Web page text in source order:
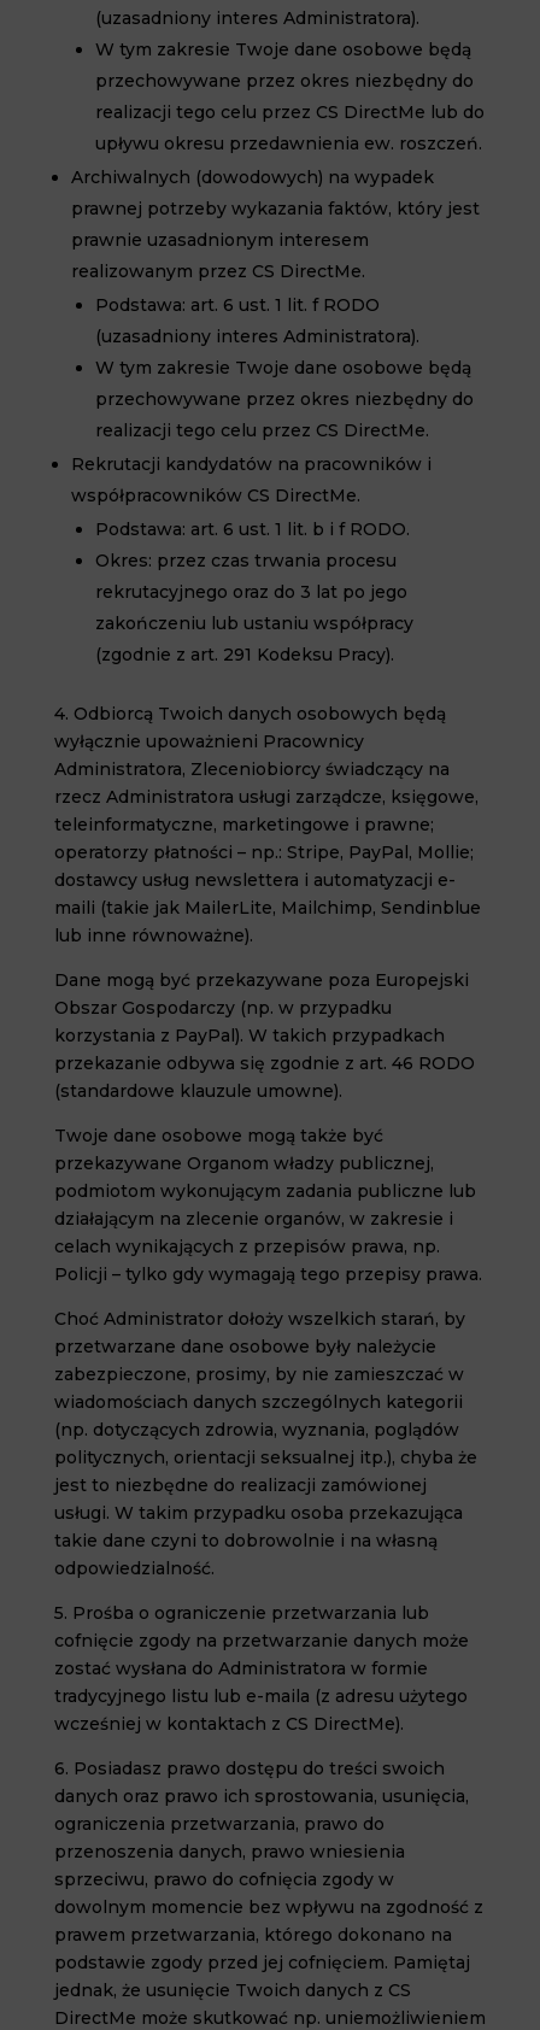
(uzasadniony interes Administratora).
W tym zakresie Twoje dane osobowe będą
przechowywane przez okres niezbędny do
realizacji tego celu przez CS DirectMe lub do
upływu okresu przedawnienia ew. roszczeń.
Archiwalnych (dowodowych) na wypadek
prawnej potrzeby wykazania faktów, który jest
prawnie uzasadnionym interesem
realizowanym przez CS DirectMe.
Podstawa: art. 6 ust. 1 lit. f RODO
(uzasadniony interes Administratora).
W tym zakresie Twoje dane osobowe będą
przechowywane przez okres niezbędny do
realizacji tego celu przez CS DirectMe.
Rekrutacji kandydatów na pracowników i
współpracowników CS DirectMe.
Podstawa: art. 6 ust. 1 lit. b i f RODO.
Okres: przez czas trwania procesu
rekrutacyjnego oraz do 3 lat po jego
zakończeniu lub ustaniu współpracy
(zgodnie z art. 291 Kodeksu Pracy).
4. Odbiorcą Twoich danych osobowych będą
wyłącznie upoważnieni Pracownicy
Administratora, Zleceniobiorcy świadczący na
rzecz Administratora usługi zarządcze, księgowe,
teleinformatyczne, marketingowe i prawne;
operatorzy płatności – np.: Stripe, PayPal, Mollie;
dostawcy usług newslettera i automatyzacji e-
maili (takie jak MailerLite, Mailchimp, Sendinblue
lub inne równoważne).
Dane mogą być przekazywane poza Europejski
Obszar Gospodarczy (np. w przypadku
korzystania z PayPal). W takich przypadkach
przekazanie odbywa się zgodnie z art. 46 RODO
(standardowe klauzule umowne).
Twoje dane osobowe mogą także być
przekazywane Organom władzy publicznej,
podmiotom wykonującym zadania publiczne lub
działającym na zlecenie organów, w zakresie i
celach wynikających z przepisów prawa, np.
Policji – tylko gdy wymagają tego przepisy prawa.
Choć Administrator dołoży wszelkich starań, by
przetwarzane dane osobowe były należycie
zabezpieczone, prosimy, by nie zamieszczać w
wiadomościach danych szczególnych kategorii
(np. dotyczących zdrowia, wyznania, poglądów
politycznych, orientacji seksualnej itp.), chyba że
jest to niezbędne do realizacji zamówionej
usługi. W takim przypadku osoba przekazująca
takie dane czyni to dobrowolnie i na własną
odpowiedzialność.
5. Prośba o ograniczenie przetwarzania lub
cofnięcie zgody na przetwarzanie danych może
zostać wysłana do Administratora w formie
tradycyjnego listu lub e-maila (z adresu użytego
wcześniej w kontaktach z CS DirectMe).
6. Posiadasz prawo dostępu do treści swoich
danych oraz prawo ich sprostowania, usunięcia,
ograniczenia przetwarzania, prawo do
przenoszenia danych, prawo wniesienia
sprzeciwu, prawo do cofnięcia zgody w
dowolnym momencie bez wpływu na zgodność z
prawem przetwarzania, którego dokonano na
podstawie zgody przed jej cofnięciem. Pamiętaj
jednak, że usunięcie Twoich danych z CS
DirectMe może skutkować np. uniemożliwieniem